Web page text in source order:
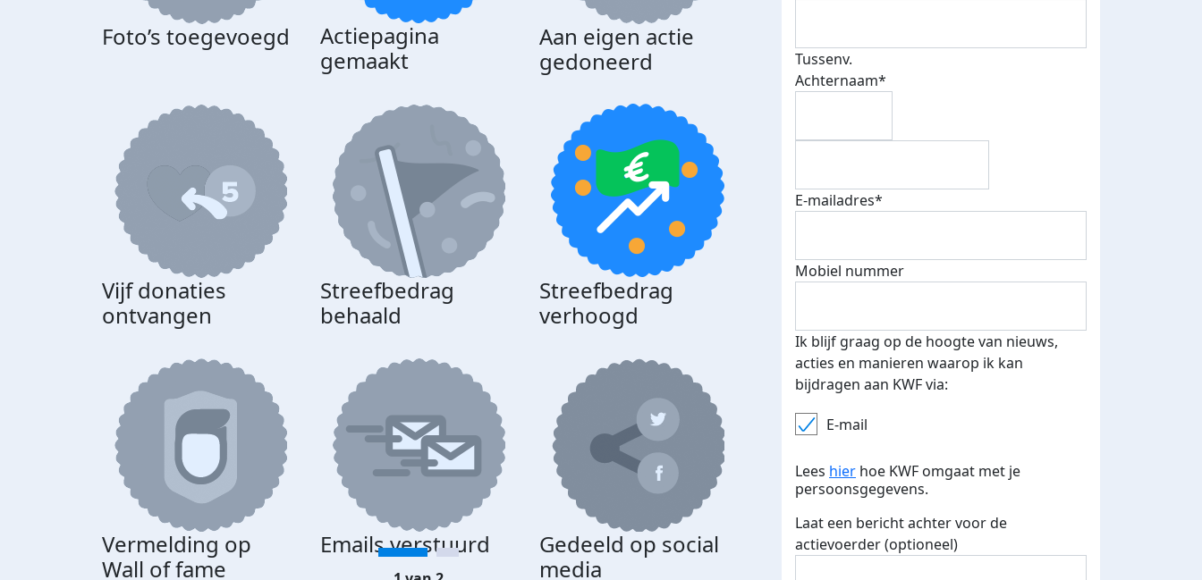
Foto’s toegevoegd
Actiepagina
gemaakt
Aan eigen actie
gedoneerd
Vijf donaties
ontvangen
Streefbedrag
behaald
Streefbedrag
verhoogd
Vermelding op
Wall of fame
Emails verstuurd
Gedeeld op social
media
bedankt
Tussenv.
Achternaam*
E-mailadres*
Mobiel nummer
Ik blijf graag op de hoogte van nieuws,
acties en manieren waarop ik kan
bijdragen aan KWF via:
E-mail
Lees hier hoe KWF omgaat met je
persoonsgegevens.
Laat een bericht achter voor de
actievoerder (optioneel)